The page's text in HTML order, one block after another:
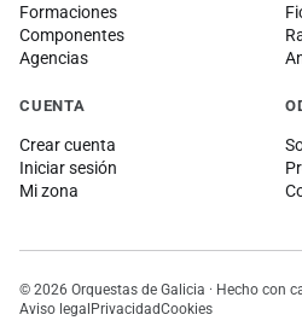
Formaciones
Componentes
Agencias
CUENTA
Crear cuenta
Iniciar sesión
Mi zona
© 2026 Orquestas de Galicia · Hecho con
Aviso legalPrivacidadCookies